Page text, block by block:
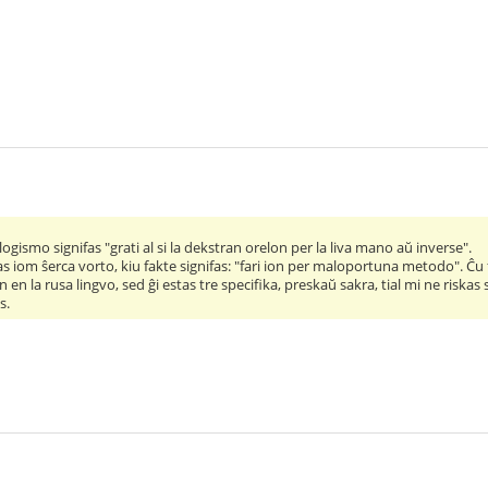
signifas "grati al si la dekstran orelon per la liva mano aŭ inverse".
iom ŝerca vorto, kiu fakte signifas: "fari ion per maloportuna metodo". Ĉu
la rusa lingvo, sed ĝi estas tre specifika, preskaŭ sakra, tial mi ne riskas